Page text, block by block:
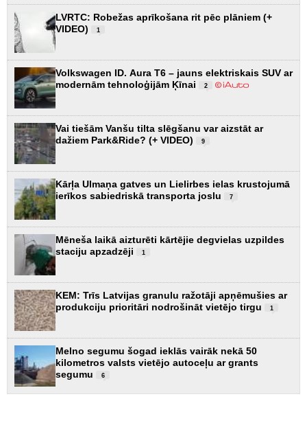
LVRTC: Robežas aprīkošana rit pēc plāniem (+
VIDEO)
1
Volkswagen ID. Aura T6 – jauns elektriskais SUV ar
modernām tehnoloģijām Ķīnai
2
Vai tiešām Vanšu tilta slēgšanu var aizstāt ar
dažiem Park&Ride? (+ VIDEO)
9
Kārļa Ulmaņa gatves un Lielirbes ielas krustojumā
ierīkos sabiedriskā transporta joslu
7
Mēneša laikā aizturēti kārtējie degvielas uzpildes
staciju apzadzēji
1
KEM: Trīs Latvijas granulu ražotāji apņēmušies ar
produkciju prioritāri nodrošināt vietējo tirgu
1
Melno segumu šogad ieklās vairāk nekā 50
kilometros valsts vietējo autoceļu ar grants
segumu
6